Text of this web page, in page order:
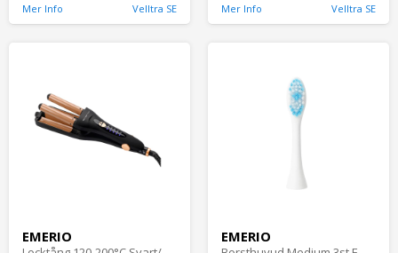
Mer Info Velltra SE Mer Info Velltra SE
EMERIO EMERIO